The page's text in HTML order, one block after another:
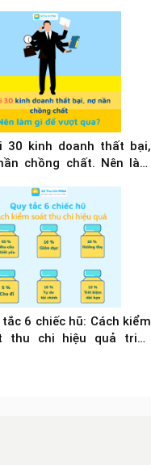
30 kinh doanh thất bại,
chồng chất. Nên làm
tắc 6 chiếc hũ: Cách kiểm
thu chi hiệu quả triệu